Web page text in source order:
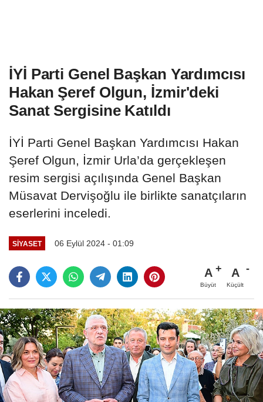
İYİ Parti Genel Başkan Yardımcısı
Hakan Şeref Olgun, İzmir'deki
Sanat Sergisine Katıldı
İYİ Parti Genel Başkan Yardımcısı Hakan
Şeref Olgun, İzmir Urla’da gerçekleşen
resim sergisi açılışında Genel Başkan
Müsavat Dervişoğlu ile birlikte sanatçıların
eserlerini inceledi.
SIYASET 06 Eylül 2024 - 01:09
A
Büyüt
A
Küçült